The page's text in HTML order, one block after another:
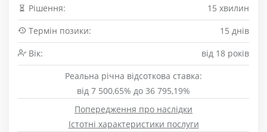
Рішення:
15 хвилин
Термін позики:
15 днів
Вік:
від 18 років
Реальна річна відсоткова ставка:
від 7 500,65% до 36 795,19%
Попередження про наслідки
Істотні характеристики послуги